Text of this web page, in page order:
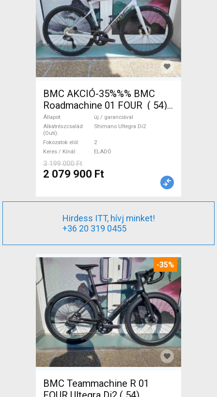
BMC AKCIÓ-35%%% BMC
Roadmachine 01 FOUR ( 54)
Országúti, Triatlon Shimano
Ultegra Di2 tárcsafék új /
garanciával ELADÓ
Állapot
új / garanciával
Alkatrészcsalád
(Outi)
Shimano Ultegra Di2
Fokozatok elöl
2
Keres / Kínál
ELADÓ
3 199 000 Ft
2 079 900 Ft
Hirdess ITT, hívj minket!
+36 20 319 0455
-35%
BMC Teammachine R 01